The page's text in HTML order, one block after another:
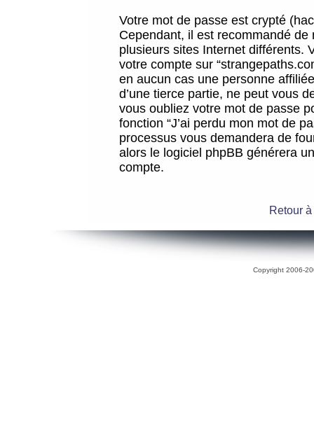
Votre mot de passe est crypté
Cependant, il est recommandé
plusieurs sites Internet différents.
votre compte sur
en aucun cas une personne
d’une tierce partie, ne peut vous
vous oubliez votre mot de passe
fonction “J’ai perdu mon mot de
processus vous demandera de
alors le logiciel phpBB générera
compte.
Retour
Copyright 2006-